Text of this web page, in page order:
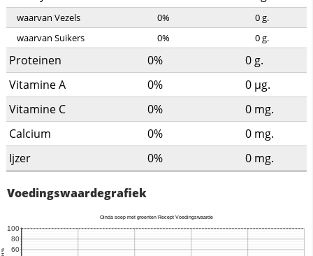
waarvan Vezels 0% 0g.
waarvan Suikers
0% 0g.
Proteinen 0% 0 g.
Vitamine A
0% 0 µg.
Vitamine C
0% 0 mg.
Calcium
0% 0 mg.
Ijzer
0% 0 mg.
Voedingswaardegrafiek